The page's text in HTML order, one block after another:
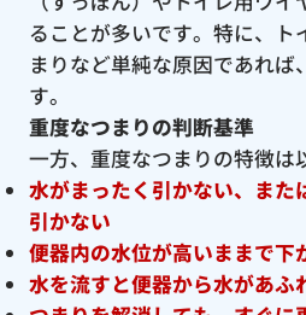
ることが多いです。特に、ト
まりなど単純な原因であれば
す。
重度なつまりの判断基準
一方、重度なつまりの特徴は
水がまったく引かない、また
引かない
便器内の水位が高いままで下
水を流すと便器から水があふ